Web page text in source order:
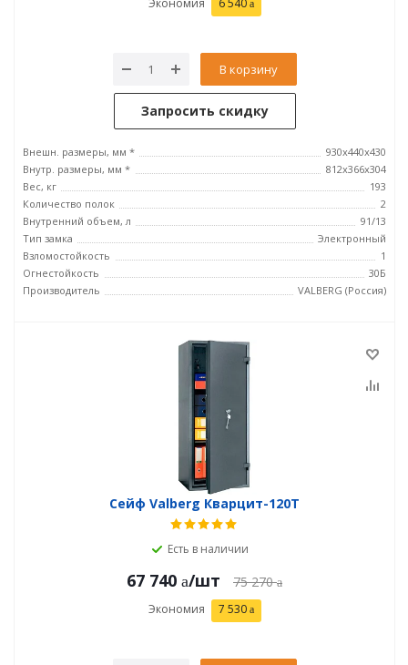
Экономия 6 540
В корзину
Запросить скидку
Внешн. размеры, мм *
930x440x430
Внутр. размеры, мм *
812x366x304
Вес, кг
193
Количество полок
2
Внутренний объем, л
91/13
Тип замка
Электронный
Взломостойкость
1
Огнестойкость
30Б
Производитель
VALBERG (Россия)
Сейф Valberg Кварцит-120Т
Есть в наличии
67 740 /шт 75 270
Экономия 7 530